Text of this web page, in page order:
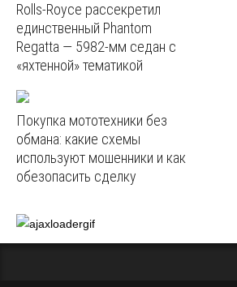
Rolls-Royce рассекретил
единственный Phantom
Regatta — 5982‑мм седан с
«яхтенной» тематикой
Покупка мототехники без
обмана: какие схемы
используют мошенники и как
обезопасить сделку